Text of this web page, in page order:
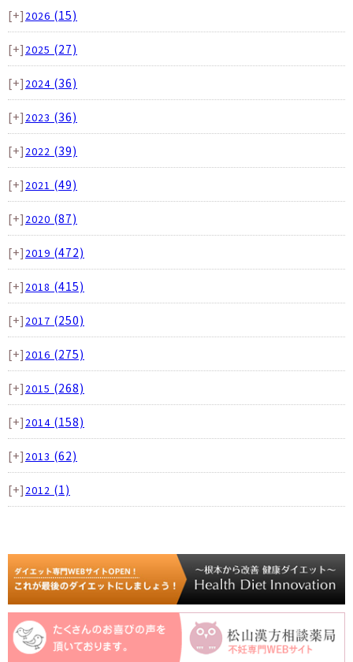
[+] 2026 (15)
[+] 2025 (27)
[+] 2024 (36)
[+] 2023 (36)
[+] 2022 (39)
[+] 2021 (49)
[+] 2020 (87)
[+] 2019 (472)
[+] 2018 (415)
[+] 2017 (250)
[+] 2016 (275)
[+] 2015 (268)
[+] 2014 (158)
[+] 2013 (62)
[+] 2012 (1)